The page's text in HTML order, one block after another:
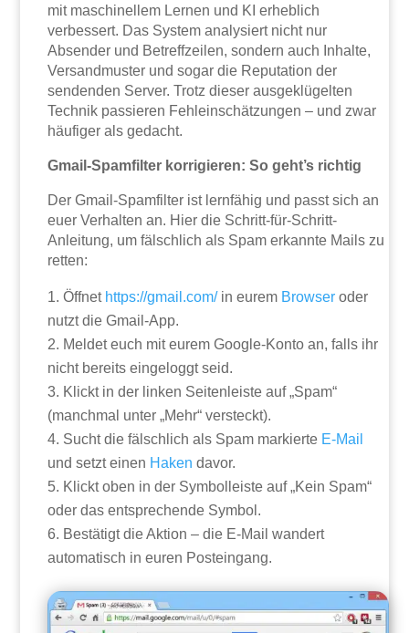
mit maschinellem Lernen und KI erheblich
verbessert. Das System analysiert nicht nur
Absender und Betreffzeilen, sondern auch Inhalte,
Versandmuster und sogar die Reputation der
sendenden Server. Trotz dieser ausgeklügelten
Technik passieren Fehleinschätzungen – und zwar
häufiger als gedacht.
Gmail-Spamfilter korrigieren: So geht’s richtig
Der Gmail-Spamfilter ist lernfähig und passt sich an
euer Verhalten an. Hier die Schritt-für-Schritt-
Anleitung, um fälschlich als Spam erkannte Mails zu
retten:
Öffnet https://gmail.com/in eurem Browser oder
nutzt die Gmail-App.
Meldet euch mit eurem Google-Konto an, falls ihr
nicht bereits eingeloggt seid.
Klickt in der linken Seitenleiste auf „Spam“
(manchmal unter „Mehr“ versteckt).
Sucht die fälschlich als Spam markierte E-Mail
und setzt einen Haken davor.
Klickt oben in der Symbolleiste auf „Kein Spam“
oder das entsprechende Symbol.
Bestätigt die Aktion – die E-Mail wandert
automatisch in euren Posteingang.